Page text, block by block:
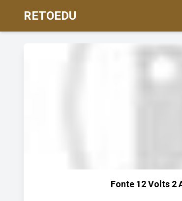
RETOEDU
Fonte 12 Volts 2